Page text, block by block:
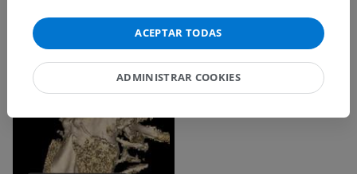
ACEPTAR TODAS
ADMINISTRAR COOKIES